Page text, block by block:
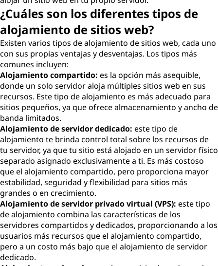
¿Cuáles son los diferentes tipos de
alojamiento de sitios web?
Existen varios tipos de alojamiento de sitios web, cada uno
con sus propias ventajas y desventajas. Los tipos más
comunes incluyen:
Alojamiento compartido: es la opción más asequible,
donde un solo servidor aloja múltiples sitios web en sus
recursos. Este tipo de alojamiento es más adecuado para
sitios pequeños, ya que ofrece almacenamiento y ancho de
banda limitados.
Alojamiento de servidor dedicado: este tipo de
alojamiento te brinda control total sobre los recursos de
tu servidor, ya que tu sitio está alojado en un servidor físico
separado asignado exclusivamente a ti. Es más costoso
que el alojamiento compartido, pero proporciona mayor
estabilidad, seguridad y flexibilidad para sitios más
grandes o en crecimiento.
Alojamiento de servidor privado virtual (VPS): este tipo
de alojamiento combina las características de los
servidores compartidos y dedicados, proporcionando a los
usuarios más recursos que el alojamiento compartido,
pero a un costo más bajo que el alojamiento de servidor
dedicado.